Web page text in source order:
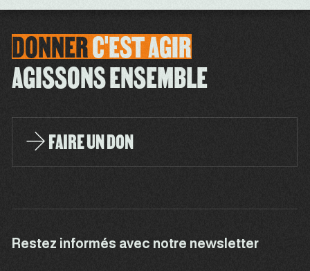
DONNERC'ESTAGIR
AGISSONS ENSEMBLE
FAIRE UN DON
Restez informés avec notre newsletter